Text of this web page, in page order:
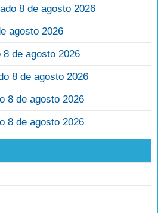
8 de agosto 2026
agosto 2026
de agosto 2026
8 de agosto 2026
8 de agosto 2026
8 de agosto 2026